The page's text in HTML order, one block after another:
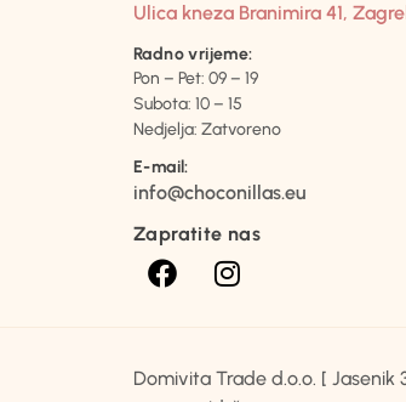
Ulica kneza Branimira 41,
Radno vrijeme:
Pon – Pet: 09 – 19
Subota: 10 – 15
Nedjelja: Zatvoreno
E-mail:
info@choconillas.eu
Zapratite nas
Domivita Trade d.o.o. [